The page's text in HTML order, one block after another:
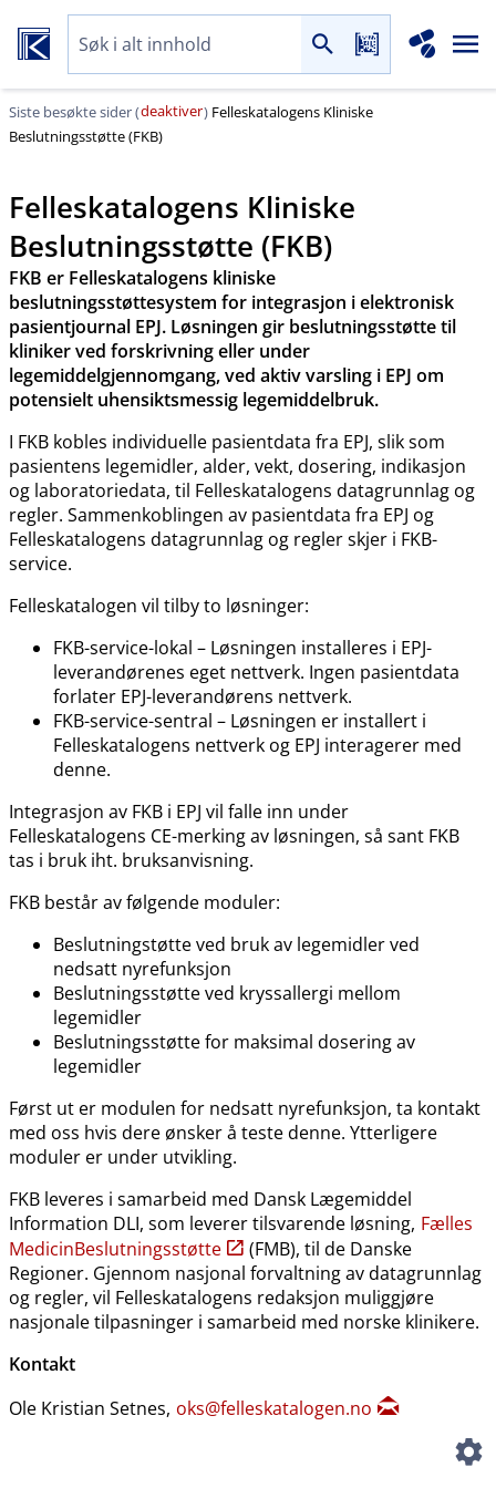
Siste besøkte sider (deaktiver) Felleskatalogens Kliniske
Beslutningsstøtte (FKB)
Felleskatalogens Kliniske
Beslutningsstøtte (FKB)
FKB er Felleskatalogens kliniske
beslutningsstøttesystem for integrasjon i elektronisk
pasientjournal EPJ. Løsningen gir beslutningsstøtte til
kliniker ved forskrivning eller under
legemiddelgjennomgang, ved aktiv varsling i EPJ om
potensielt uhensiktsmessig legemiddelbruk.
I FKB kobles individuelle pasientdata fra EPJ, slik som
pasientens legemidler, alder, vekt, dosering, indikasjon
og laboratoriedata, til Felleskatalogens datagrunnlag og
regler. Sammenkoblingen av pasientdata fra EPJ og
Felleskatalogens datagrunnlag og regler skjer i FKB-
service.
Felleskatalogen vil tilby to løsninger:
FKB-service-lokal – Løsningen installeres i EPJ-
leverandørenes eget nettverk. Ingen pasientdata
forlater EPJ-leverandørens nettverk.
FKB-service-sentral – Løsningen er installert i
Felleskatalogens nettverk og EPJ interagerer med
denne.
Integrasjon av FKB i EPJ vil falle inn under
Felleskatalogens CE-merking av løsningen, så sant FKB
tas i bruk iht. bruksanvisning.
FKB består av følgende moduler:
Beslutningstøtte ved bruk av legemidler ved
nedsatt nyrefunksjon
Beslutningsstøtte ved kryssallergi mellom
legemidler
Beslutningsstøtte for maksimal dosering av
legemidler
Først ut er modulen for nedsatt nyrefunksjon, ta kontakt
med oss hvis dere ønsker å teste denne. Ytterligere
moduler er under utvikling.
FKB leveres i samarbeid med Dansk Lægemiddel
Information DLI, som leverer tilsvarende løsning, Fælles
MedicinBeslutningsstøtte
(FMB), til de Danske
Regioner. Gjennom nasjonal forvaltning av datagrunnlag
og regler, vil Felleskatalogens redaksjon muliggjøre
nasjonale tilpasninger i samarbeid med norske klinikere.
Kontakt
Ole Kristian Setnes, oks@felleskatalogen.no